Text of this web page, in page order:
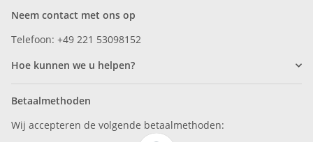
Neem contact met ons op
Telefoon: +49 221 53098152
Hoe kunnen we u helpen?
Betaalmethoden
Wij accepteren de volgende betaalmethoden: